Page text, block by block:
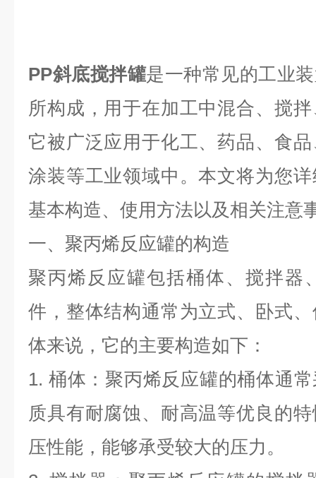
PP斜底搅拌罐是一种常见的工业
所构成，用于在加工中混合、搅
它被广泛应用于化工、药品、食
涂装等工业领域中。本文将为您
基本构造、使用方法以及相关注意
一、 聚丙烯反应罐的构造
聚丙烯反应罐包括桶体、搅拌器
件，整体结构通常为立式、卧式
体来说，它的主要构造如下：
1. 桶体： 聚丙烯反应罐的桶体通
质具有耐腐蚀、耐高温等优良的
压性能，能够承受较大的压力。